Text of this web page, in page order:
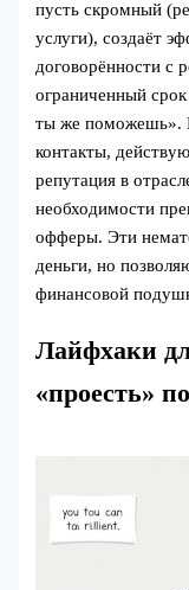
пусть скромный
услуги), создаёт
договорённости с
ограниченный
ты же поможешь».
контакты,
репутация в
необходимости
офферы. Эти
деньги, но
финансовой
Лайфхаки
«проесть»